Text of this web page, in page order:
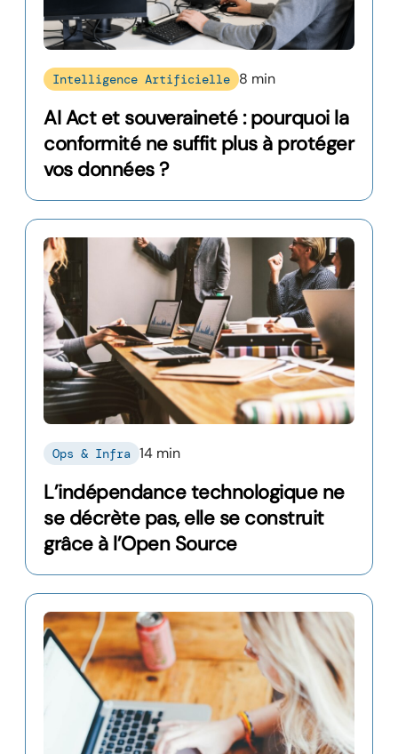
Intelligence Artificielle 8 min
AI Act et souveraineté : pourquoi la
conformité ne suffit plus à protéger
vos données ?
Ops & Infra 14 min
L’indépendance technologique ne
se décrète pas, elle se construit
grâce à l’Open Source